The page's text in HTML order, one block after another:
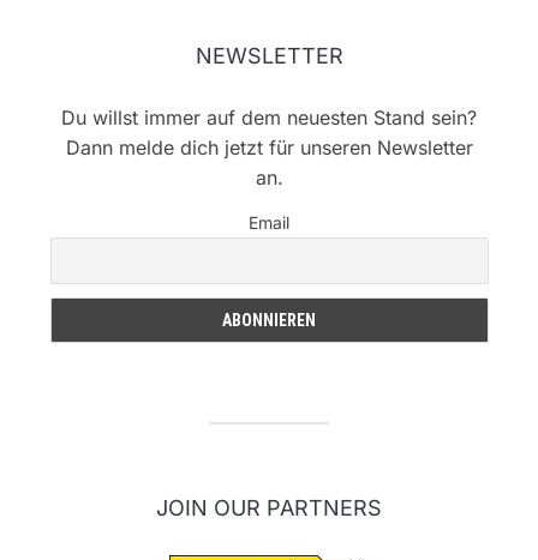
NEWSLETTER
Du willst immer auf dem neuesten Stand sein?
Dann melde dich jetzt für unseren Newsletter
an.
Email
JOIN OUR PARTNERS